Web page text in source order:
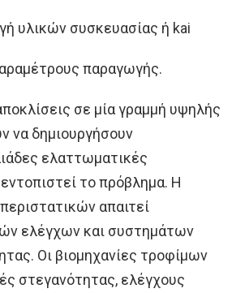
υλικών συσκευασίας ή kai
παραγωγής.
σε μία γραμμή υψηλής
να δημιουργήσουν
ελαττωματικές
το πρόβλημα. Η
απαιτεί
ελέγχων και συστημάτων
Οι βιομηχανίες τροφίμων
στεγανότητας, ελέγχους